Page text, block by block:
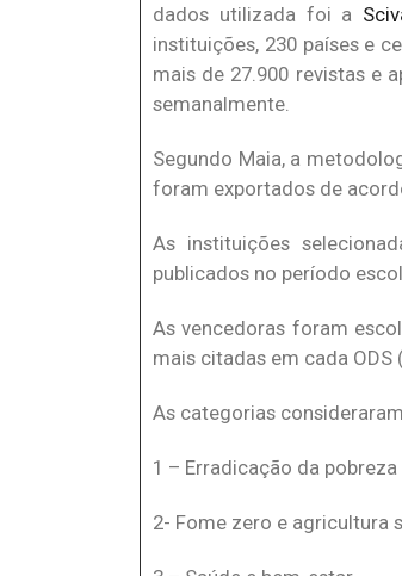
dados utilizada foi a
instituições, 230 países e
mais de 27.900 revistas e
semanalmente.
Segundo Maia, a
foram exportados de
As instituições
publicados no período
As vencedoras foram
mais citadas em cada ODS
As categorias
1 – Erradicação da pobreza
2- Fome zero e agricultura